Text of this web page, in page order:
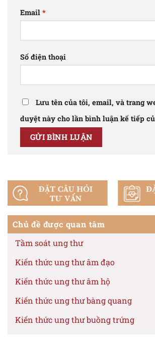
Email *
Số điện thoại
Lưu tên của tôi, email, và trang
duyệt này cho lần bình luận kế tiếp
Chủ đề được quan tâm
Tầm soát ung thư
Kiến thức ung thư âm đạo
Kiến thức ung thư âm hộ
Kiến thức ung thư bàng quang
Kiến thức ung thư buồng trứng